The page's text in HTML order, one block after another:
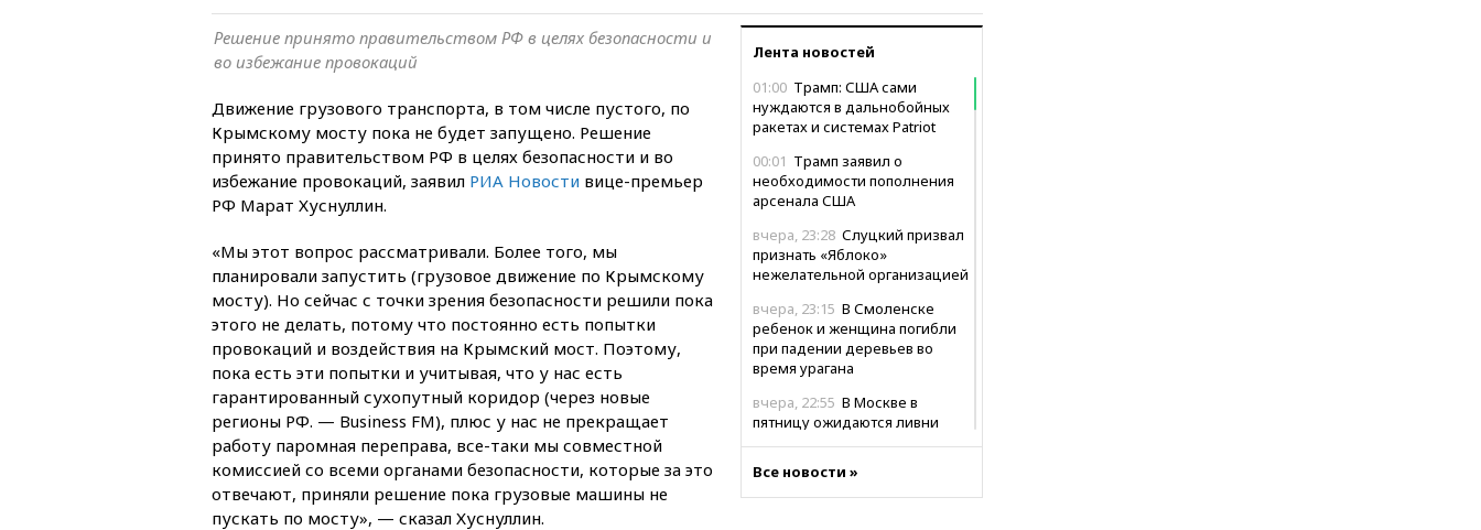
Лента новостей
01:00 Трамп: США сами
нуждаются в дальнобойных
ракетах и системах Patriot
00:01 Трамп заявил о
необходимости пополнения
арсенала США
вчера, 23:28 Слуцкий призвал
признать «Яблоко»
нежелательной организацией
вчера, 23:15 В Смоленске
ребенок и женщина погибли
при падении деревьев во
время урагана
вчера, 22:55 В Москве в
пятницу ожидаются ливни
продлил контракт с «Реалом»
до 2032 года
Все новости »
Решение принято правительством РФ в целях безопасности и
во избежание провокаций
Движение грузового транспорта, в том числе пустого, по
Крымскому мосту пока не будет запущено. Решение
принято правительством РФ в целях безопасности и во
избежание провокаций, заявил РИА Новости вице-премьер
РФ Марат Хуснуллин.
«Мы этот вопрос рассматривали. Более того, мы
планировали запустить (грузовое движение по Крымскому
мосту). Но сейчас с точки зрения безопасности решили пока
этого не делать, потому что постоянно есть попытки
провокаций и воздействия на Крымский мост. Поэтому,
пока есть эти попытки и учитывая, что у нас есть
гарантированный сухопутный коридор (через новые
регионы РФ. — Business FM), плюс у нас не прекращает
работу паромная переправа, все-таки мы совместной
комиссией со всеми органами безопасности, которые за это
отвечают, приняли решение пока грузовые машины не
пускать по мосту», — сказал Хуснуллин.